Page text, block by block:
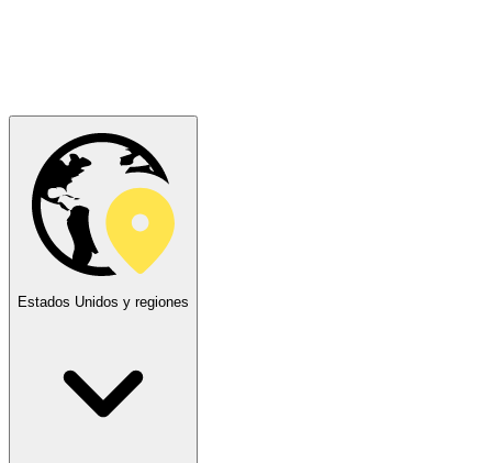
Estados Unidos y regiones